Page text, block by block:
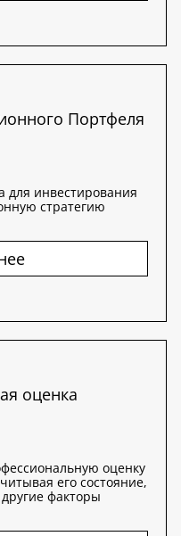
Портфеля
для инвестирования
стратегию
оценка
оценку
его состояние,
факторы